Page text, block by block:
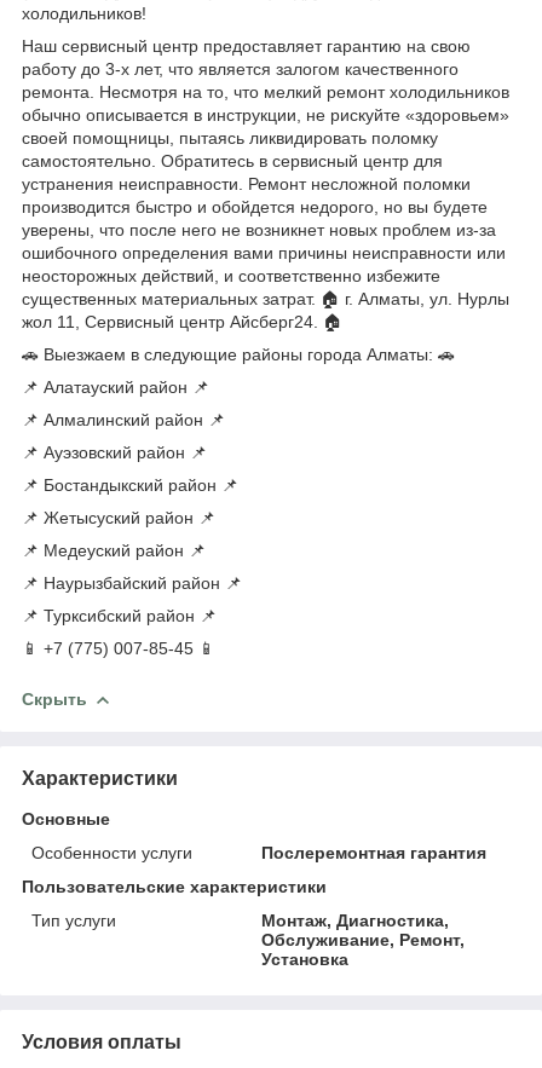
холодильников!
Наш сервисный центр предоставляет гарантию на свою
работу до 3-х лет, что является залогом качественного
ремонта. Несмотря на то, что мелкий ремонт холодильников
обычно описывается в инструкции, не рискуйте «здоровьем»
своей помощницы, пытаясь ликвидировать поломку
самостоятельно. Обратитесь в сервисный центр для
устранения неисправности. Ремонт несложной поломки
производится быстро и обойдется недорого, но вы будете
уверены, что после него не возникнет новых проблем из-за
ошибочного определения вами причины неисправности или
неосторожных действий, и соответственно избежите
существенных материальных затрат. 🏠 г. Алматы, ул. Нурлы
жол 11, Сервисный центр Айсберг24. 🏠
🚗 Выезжаем в следующие районы города Алматы: 🚗
📌 Алатауский район 📌
📌 Алмалинский район 📌
📌 Ауэзовский район 📌
📌 Бостандыкский район 📌
📌 Жетысуский район 📌
📌 Медеуский район 📌
📌 Наурызбайский район 📌
📌 Турксибский район 📌
📱 +7 (775) 007-85-45 📱
Скрыть
Характеристики
Основные
Особенности услуги
Послеремонтная гарантия
Пользовательские характеристики
Тип услуги
Монтаж, Диагностика,
Обслуживание, Ремонт,
Установка
Условия оплаты